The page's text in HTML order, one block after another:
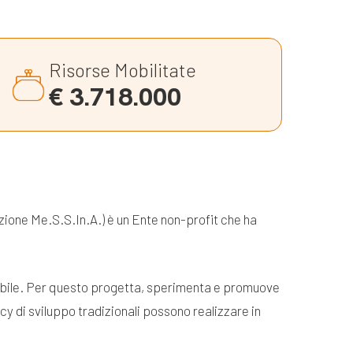
Risorse Mobilitate
€ 3.718.000
Me.S.S.In.A.) è un Ente non-profit che ha
Per questo progetta, sperimenta e promuove
di sviluppo tradizionali possono realizzare in